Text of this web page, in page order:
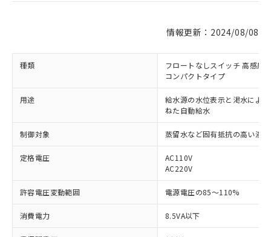
情報更新：2024/08/08
種類
フロートなしスイッチ 高感度
コンパクトタイプ
用途
給水源の水位表示と渇水によ
ねた自動給水
制御対象 蒸留水など固有抵抗の高い液体
定格電圧
AC110V
AC220V
許容電圧変動範囲 電源電圧の85～110%
消費電力 8.5VA以下
※1 対応状況